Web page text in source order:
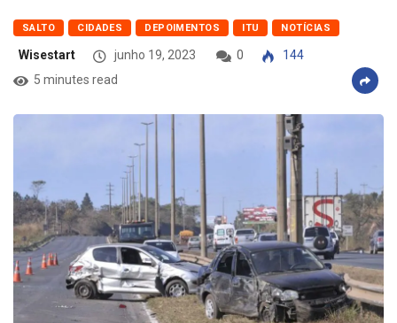
SALTO CIDADES DEPOIMENTOS ITU NOTÍCIAS
Wisestart junho 19, 2023 0
144
5 minutes read